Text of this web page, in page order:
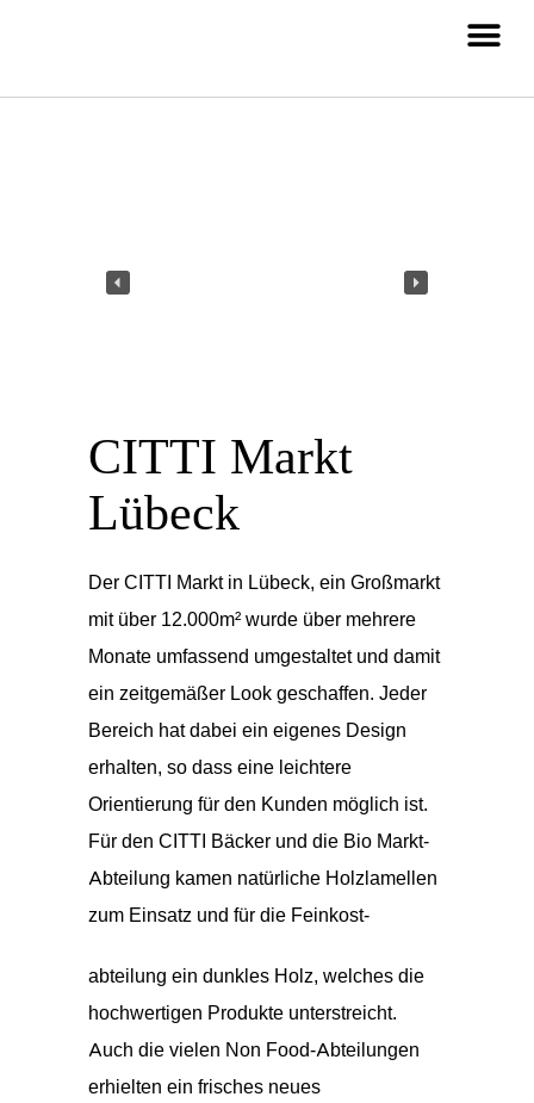
CITTI Markt
Lübeck
Der CITTI Markt in Lübeck, ein Großmarkt
mit über 12.000m² wurde über mehrere
Monate umfassend umgestaltet und damit
ein zeitgemäßer Look geschaffen. Jeder
Bereich hat dabei ein eigenes Design
erhalten, so dass eine leichtere
Orientierung für den Kunden möglich ist.
Für den CITTI Bäcker und die Bio Markt-
Abteilung kamen natürliche Holzlamellen
zum Einsatz und für die Feinkost-
abteilung ein dunkles Holz, welches die
hochwertigen Produkte unterstreicht.
Auch die vielen Non Food-Abteilungen
erhielten ein frisches neues